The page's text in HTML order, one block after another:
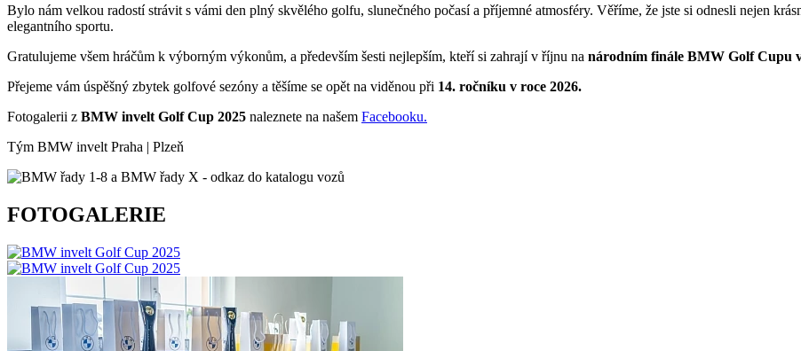
Bylo nám velkou radostí strávit s vámi den plný skvělého golfu, slunečného počasí a příjemné atmosféry. Věříme, že jste si odnesli nejen
elegantního sportu.
Gratulujeme všem hráčům k výborným výkonům, a především šesti nejlepším, kteří si zahrají v říjnu na národním finále BMW Golf Cupu
Přejeme vám úspěšný zbytek golfové sezóny a těšíme se opět na viděnou při 14. ročníku v roce 2026.
Fotogalerii z BMW invelt Golf Cup 2025 naleznete na našem Facebooku.
Tým BMW invelt Praha | Plzeň
FOTOGALERIE